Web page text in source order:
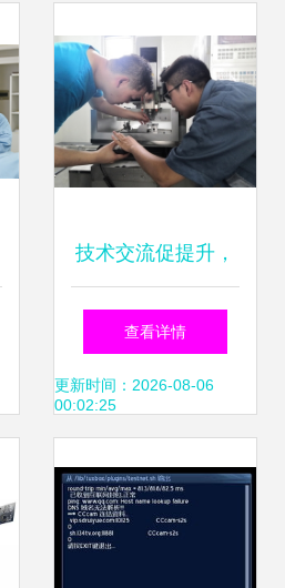
杆
技术交流促提升，
实践育人谱新篇
——中国农业大学
程学”国家级精品课
查看详情
更新时间：2026-08-06
00:02:25